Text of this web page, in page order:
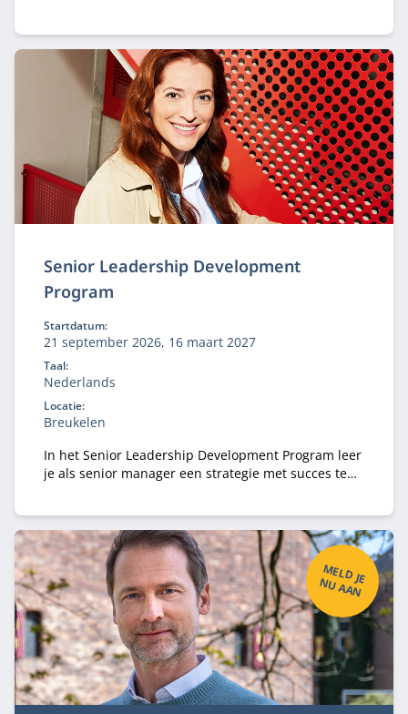
Senior Leadership Development
Program
Startdatum:
21 september 2026, 16 maart 2027
Taal:
Nederlands
Locatie:
Breukelen
In het Senior Leadership Development Program leer
je als senior manager een strategie met succes te
M
ELD
JE
N
U
A
A
N